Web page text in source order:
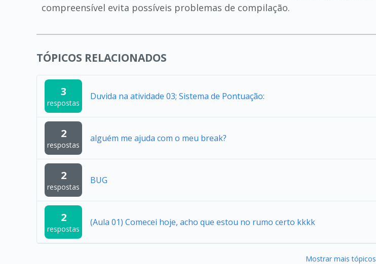
compreensível evita possíveis problemas de compilação.
TÓPICOS RELACIONADOS
3
respostas
Duvida na atividade 03; Sistema de Pontuação:
2
respostas
alguém me ajuda com o meu break?
2
respostas
BUG
2
respostas
(Aula 01) Comecei hoje, acho que estou no rumo certo kkkk
Mostrar mais tópicos